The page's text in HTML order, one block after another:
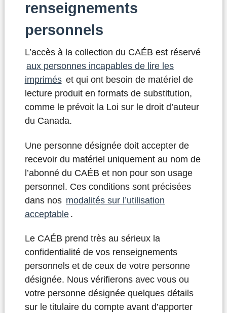
renseignements
personnels
L’accès à la collection du CAÉB est réservé
aux personnes incapables de lire les
imprimés et qui ont besoin de matériel de
lecture produit en formats de substitution,
comme le prévoit la Loi sur le droit d’auteur
du Canada.
Une personne désignée doit accepter de
recevoir du matériel uniquement au nom de
l’abonné du CAÉB et non pour son usage
personnel. Ces conditions sont précisées
dans nos modalités sur l’utilisation
acceptable .
Le CAÉB prend très au sérieux la
confidentialité de vos renseignements
personnels et de ceux de votre personne
désignée. Nous vérifierons avec vous ou
votre personne désignée quelques détails
sur le titulaire du compte avant d’apporter